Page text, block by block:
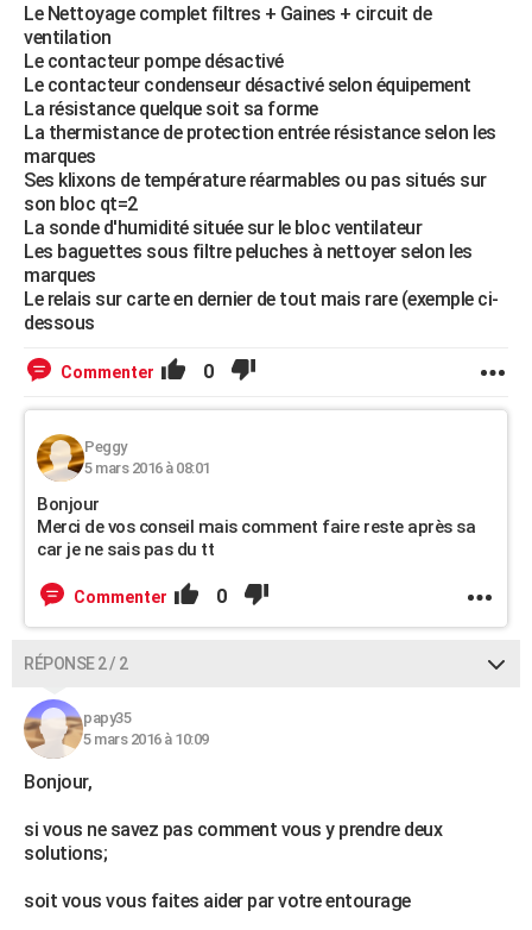
Le Nettoyage complet filtres + Gaines + circuit de
ventilation
Le contacteur pompe désactivé
Le contacteur condenseur désactivé selon équipement
La résistance quelque soit sa forme
La thermistance de protection entrée résistance selon les
marques
Ses klixons de température réarmables ou pas situés sur
son bloc qt=2
La sonde d'humidité située sur le bloc ventilateur
Les baguettes sous filtre peluches à nettoyer selon les
marques
Le relais sur carte en dernier de tout mais rare (exemple ci-
dessous
Commenter 0
Peggy
5 mars 2016 à 08:01
Bonjour
Merci de vos conseil mais comment faire reste après sa
car je ne sais pas du tt
Commenter 0
RÉPONSE 2 / 2
papy35
5 mars 2016 à 10:09
Bonjour,
si vous ne savez pas comment vous y prendre deux
solutions;
soit vous vous faites aider par votre entourage